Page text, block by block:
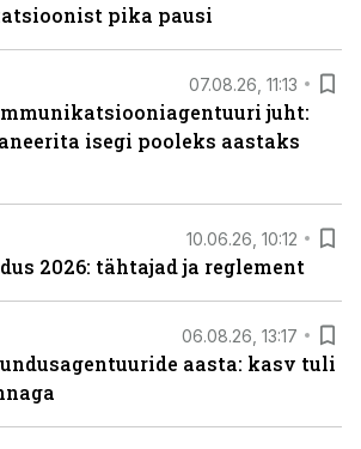
pika pausi
07.08.26, 11:13
juht:
isegi pooleks aastaks
10.06.26, 10:12
2026: tähtajad ja reglement
06.08.26, 13:17
aasta: kasv tuli